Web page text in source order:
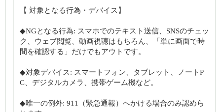
【 対象となる行為・デバイス】
◆NGとなる行為: スマホでのテキスト送信、SNSのチェッ
ク、ウェブ閲覧、動画視聴はもちろん、「単に画面で時
間を確認する」だけでもアウトです。
◆対象デバイス: スマートフォン、タブレット、ノートP
C、デジタルカメラ、携帯ゲーム機など。
◆唯一の例外: 911（緊急通報）へかける場合のみ認めら